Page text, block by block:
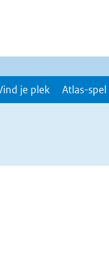
je plek Atlas-spel